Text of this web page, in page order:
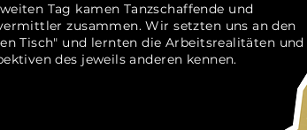
Tag kamen Tanzschaffende und
zusammen. Wir setzten uns an den
Tisch" und lernten die Arbeitsrealitäten und
des jeweils anderen kennen.